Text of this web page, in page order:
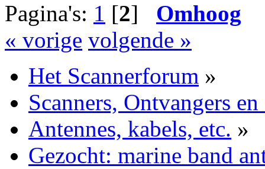
Pagina's: 1 [2] Omhoog
« vorige volgende »
Het Scannerforum »
Scanners, Ontvangers
Antennes, kabels, etc. »
Gezocht: marine band